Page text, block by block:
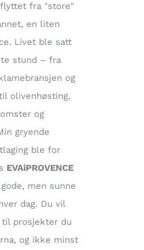
fra "store"
en liten
Livet ble satt
stund – fra
og
olivenhøsting,
og
gryende
ble for
EVAiPROVENCE
men sunne
dag. Du vil
prosjekter du
og ikke minst